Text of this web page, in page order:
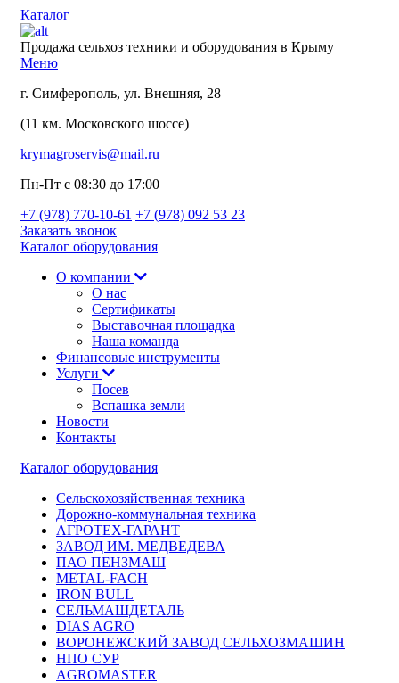
Каталог
Продажа сельхоз техники и оборудования в Крыму
Меню
г. Симферополь, ул. Внешняя, 28
(11 км. Московского шоссе)
krymagroservis@mail.ru
Пн-Пт с 08:30 до 17:00
+7 (978) 770-10-61 +7 (978) 092 53 23
Заказать звонок
Каталог оборудования
О компании
О нас
Сертификаты
Выставочная площадка
Наша команда
Финансовые инструменты
Услуги
Посев
Вспашка земли
Новости
Контакты
Каталог оборудования
Сельскохозяйственная техника
Дорожно-коммунальная техника
АГРОТЕХ-ГАРАНТ
ЗАВОД ИМ. МЕДВЕДЕВА
ПАО ПЕНЗМАШ
METAL-FACH
IRON BULL
СЕЛЬМАШДЕТАЛЬ
DIAS AGRO
ВОРОНЕЖСКИЙ ЗАВОД СЕЛЬХОЗМАШИН
НПО СУР
AGROMASTER